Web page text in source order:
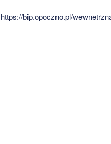
https://bip.opoczno.pl/